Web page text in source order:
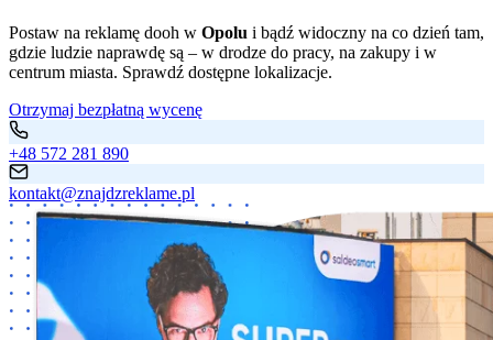
Postaw na reklamę dooh w Opolu i bądź widoczny na co dzień tam,
gdzie ludzie naprawdę są – w drodze do pracy, na zakupy i w
centrum miasta. Sprawdź dostępne lokalizacje.
Otrzymaj bezpłatną wycenę
+48 572 281 890
kontakt@znajdzreklame.pl